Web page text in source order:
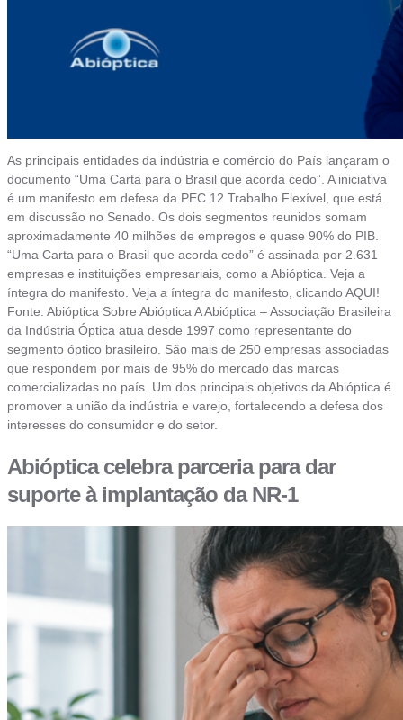
As principais entidades da indústria e comércio do País lançaram o
documento “Uma Carta para o Brasil que acorda cedo”. A iniciativa
é um manifesto em defesa da PEC 12 Trabalho Flexível, que está
em discussão no Senado. Os dois segmentos reunidos somam
aproximadamente 40 milhões de empregos e quase 90% do PIB.
“Uma Carta para o Brasil que acorda cedo” é assinada por 2.631
empresas e instituições empresariais, como a Abióptica. Veja a
íntegra do manifesto. Veja a íntegra do manifesto, clicando AQUI!
Fonte: Abióptica Sobre Abióptica A Abióptica – Associação Brasileira
da Indústria Óptica atua desde 1997 como representante do
segmento óptico brasileiro. São mais de 250 empresas associadas
que respondem por mais de 95% do mercado das marcas
comercializadas no país. Um dos principais objetivos da Abióptica é
promover a união da indústria e varejo, fortalecendo a defesa dos
interesses do consumidor e do setor.
Abióptica celebra parceria para dar
suporte à implantação da NR-1